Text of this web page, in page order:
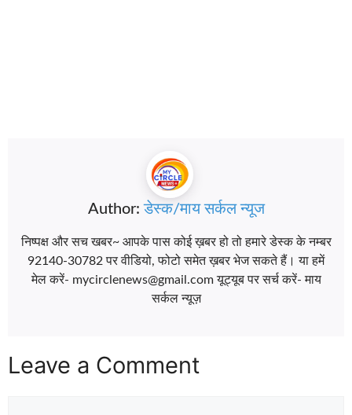
Author:डेस्क/माय सर्कल न्यूज
निष्पक्ष और सच खबर~ आपके पास कोई ख़बर हो तो हमारे डेस्क के नम्बर
92140-30782 पर वीडियो, फोटो समेत ख़बर भेज सकते हैं। या हमें
मेल करें- mycirclenews@gmail.com यूट्यूब पर सर्च करें- माय
सर्कल न्यूज़
Leave a Comment